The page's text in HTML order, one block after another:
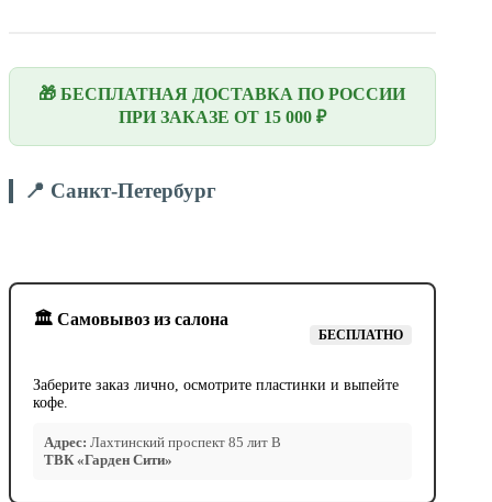
🎁 БЕСПЛАТНАЯ ДОСТАВКА ПО РОССИИ
ПРИ ЗАКАЗЕ ОТ 15 000 ₽
📍 Санкт-Петербург
🏛️ Самовывоз из салона
БЕСПЛАТНО
Заберите заказ лично, осмотрите пластинки и выпейте
кофе.
Адрес: Лахтинский проспект 85 лит В
ТВК «Гарден Сити»